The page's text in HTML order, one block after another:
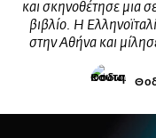
και σκηνοθέτησε μια
βιβλίο. Η
στην Αθήνα και